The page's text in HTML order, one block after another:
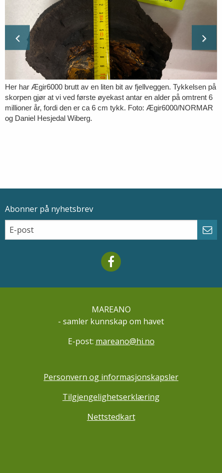
Her har Ægir6000 brutt av en liten bit av fjellveggen. Tykkelsen på
skorpen gjør at vi ved første øyekast antar en alder på omtrent 6
millioner år, fordi den er ca 6 cm tykk. Foto: Ægir6000/NORMAR
og Daniel Hesjedal Wiberg.
Epostadresse
Abonner på nyhetsbrev
Email
Mareano facebook
MAREANO
- samler kunnskap om havet
E-post: mareano@hi.no
Personvern og informasjonskapsler
Tilgjengelighetserklæring
Nettstedkart